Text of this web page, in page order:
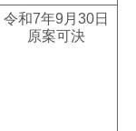
令和7年9月30日
原案可決